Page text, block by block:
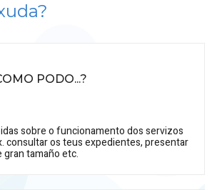
PODO...?
sobre o funcionamento dos servizos
consultar os teus expedientes, presentar
tamaño etc.